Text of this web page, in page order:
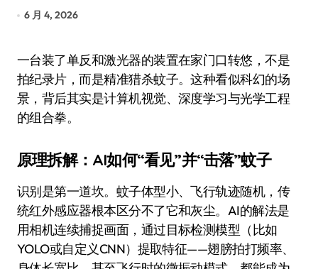
6 月 4, 2026
一台装了单反和激光器的装置在家门口转悠，不是
拍纪录片，而是精准猎杀蚊子。这种看似科幻的场
景，背后其实是计算机视觉、深度学习与光学工程
的组合拳。
原理拆解：AI如何“看见”并“击落”蚊子
识别是第一道坎。蚊子体型小、飞行轨迹随机，传
统红外感应器根本区分不了它和灰尘。AI的解法是
用相机连续捕捉画面，通过目标检测模型（比如
YOLO或自定义CNN）提取特征——翅膀拍打频率、